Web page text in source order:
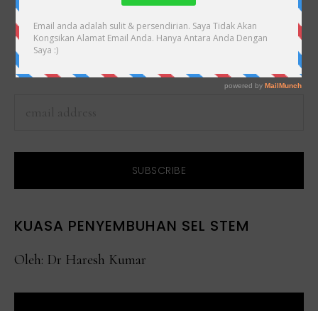
Masukkan Emel Anda Di Bawah:
Langgan CellMaxxMalaysia.com Newsletter
KUASA PENYEMBUHAN SEL STEM
Oleh: Dr Haresh Kumar